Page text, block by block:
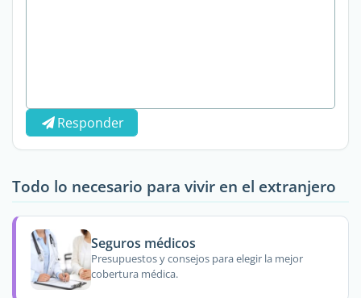
Responder
Todo lo necesario para vivir en el extranjero
Seguros médicos
Presupuestos y consejos para elegir la mejor
cobertura médica.